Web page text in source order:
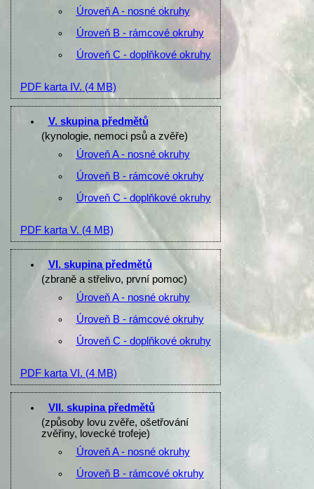
Úroveň A - nosné okruhy
Úroveň B - rámcové okruhy
Úroveň C - doplňkové okruhy
PDF karta IV. (4 MB)
V. skupina předmětů
(kynologie, nemoci psů a zvěře)
Úroveň A - nosné okruhy
Úroveň B - rámcové okruhy
Úroveň C - doplňkové okruhy
PDF karta V. (4 MB)
VI. skupina předmětů
(zbraně a střelivo, první pomoc)
Úroveň A - nosné okruhy
Úroveň B - rámcové okruhy
Úroveň C - doplňkové okruhy
PDF karta VI. (4 MB)
VII. skupina předmětů
(způsoby lovu zvěře, ošetřování
zvěřiny, lovecké trofeje)
Úroveň A - nosné okruhy
Úroveň B - rámcové okruhy